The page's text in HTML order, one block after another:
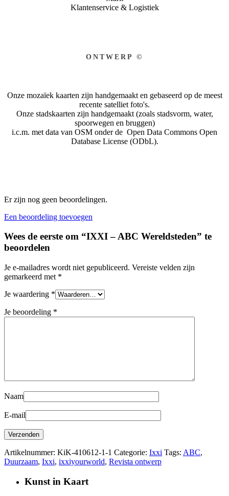
Klantenservice & Logistiek
ONTWERP ©
Onze mozaïek kaarten zijn handgemaakt en gebaseerd op de meest
recente satelliet foto's.
Onze stadskaarten zijn handgemaakt (zoals stadsvorm, water,
spoorwegen en bruggen)
i.c.m. met data van OSM onder de Open Data Commons Open
Database License (ODbL).
Er zijn nog geen beoordelingen.
Een beoordeling toevoegen
Wees de eerste om “IXXI – ABC Wereldsteden” te
beoordelen
Je e-mailadres wordt niet gepubliceerd. Vereiste velden zijn
gemarkeerd met *
Je waardering *
Je beoordeling *
Naam
E-mail
Artikelnummer: KiK-410612-1-1 Categorie: Ixxi Tags: ABC,
Duurzaam, Ixxi, ixxiyourworld, Revista ontwerp
Kunst in Kaart